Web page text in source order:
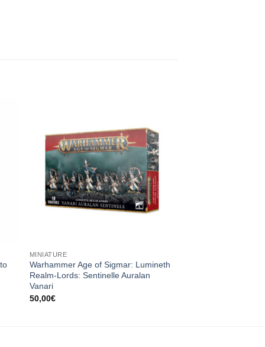
Aggiungi
alla lista
dei
desideri
MINIATURE
Warhammer Age of Sigmar: Lumineth
Realm-Lords: Sentinelle Auralan
Vanari
50,00€